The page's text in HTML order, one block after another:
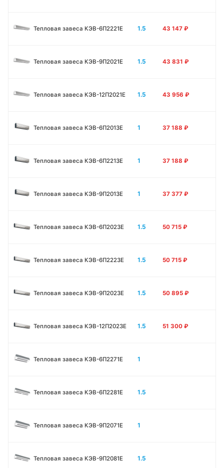
Тепловая завеса КЭВ-6П2221E 1.5 43 147 ₽
Тепловая завеса КЭВ-9П2021E 1.5 43 831 ₽
Тепловая завеса КЭВ-12П2021E 1.5 43 956 ₽
Тепловая завеса КЭВ-6П2013E 1 37 188 ₽
Тепловая завеса КЭВ-6П2213Е 1 37 188 ₽
Тепловая завеса КЭВ-9П2013E 1 37 377 ₽
Тепловая завеса КЭВ-6П2023E 1.5 50 715 ₽
Тепловая завеса КЭВ-6П2223E 1.5 50 715 ₽
Тепловая завеса КЭВ-9П2023E 1.5 50 895 ₽
Тепловая завеса КЭВ-12П2023E 1.5 51 300 ₽
Тепловая завеса КЭВ-6П2271E 1
Тепловая завеса КЭВ-6П2281E 1.5
Тепловая завеса КЭВ-9П2071E 1
Тепловая завеса КЭВ-9П2081E 1.5